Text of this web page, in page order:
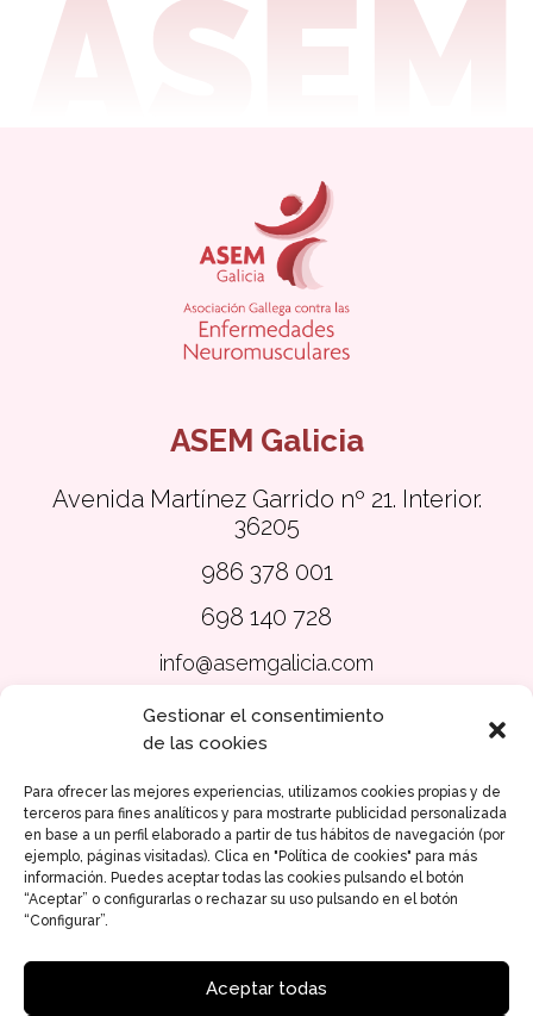
Gestionar el consentimiento
de las cookies
Para ofrecer las mejores experiencias, utilizamos cookies propias y de
terceros para fines analíticos y para mostrarte publicidad personalizada
en base a un perfil elaborado a partir de tus hábitos de navegación (por
ejemplo, páginas visitadas). Clica en "Política de cookies" para más
información. Puedes aceptar todas las cookies pulsando el botón
“Aceptar” o configurarlas o rechazar su uso pulsando en el botón
“Configurar”.
Aceptar todas
ASEM Galicia
Avenida Martínez Garrido nº 21. Interior.
36205
986 378 001
698 140 728
info@asemgalicia.com
Aviso legal
Política de Cookies
Accesibilidad
Diseño web